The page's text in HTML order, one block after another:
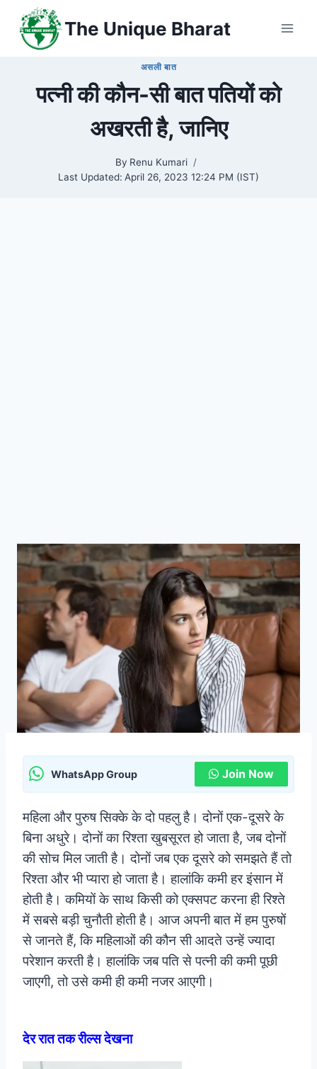
content
The Unique Bharat
असली बात
पत्नी की कौन-सी बात पतियों को
अखरती है, जानिए
By Renu Kumari
Last Updated: April 26, 2023 12:24 PM (IST)
WhatsApp Group Join Now
महिला और पुरुष सिक्के के दो पहलु है। दोनों एक-दूसरे के
बिना अधुरे। दोनों का रिश्ता खुबसूरत हो जाता है, जब दोनों
की सोच मिल जाती है। दोनों जब एक दूसरे को समझते हैं तो
रिश्ता और भी प्यारा हो जाता है। हालांकि कमी हर इंसान में
होती है। कमियों के साथ किसी को एक्सपट करना ही रिश्ते
में सबसे बड़ी चुनौती होती है। आज अपनी बात में हम पुरुषों
से जानते हैं, कि महिलाओं की कौन सी आदते उन्हें ज्यादा
परेशान करती है। हालांकि जब पति से पत्नी की कमी पूछी
जाएगी, तो उसे कमी ही कमी नजर आएगी।
देर रात तक रील्स देखना